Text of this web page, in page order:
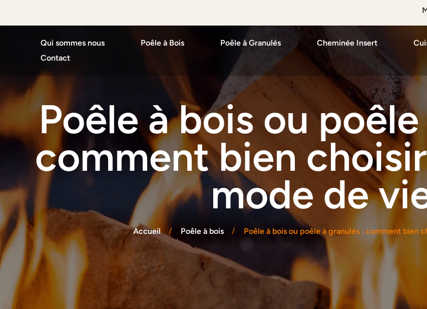
Qui sommes nous Poêle à Bois Poêle à Granulés Cheminée Insert
Contact
Poêle à bois ou
comment bien
mode de
Accueil Poêle à bois Poêle à bois ou poêle à granulés : comment bien